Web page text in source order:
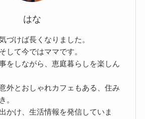
はな
づけば長くなりました。
して今ではママです。
をしながら、恵庭暮らしを楽しん
外とおしゃれカフェもある、住み
。
かけ、生活情報を発信していま